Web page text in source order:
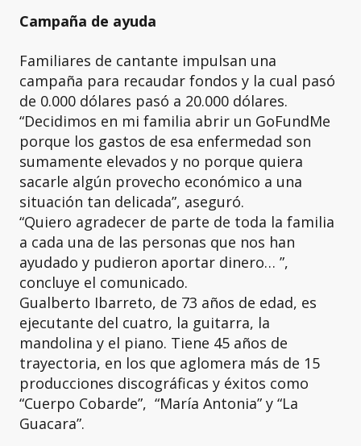
Campaña de ayuda
Familiares de cantante impulsan una
campaña para recaudar fondos y la cual pasó
de 0.000 dólares pasó a 20.000 dólares.
“Decidimos en mi familia abrir un GoFundMe
porque los gastos de esa enfermedad son
sumamente elevados y no porque quiera
sacarle algún provecho económico a una
situación tan delicada”, aseguró.
“Quiero agradecer de parte de toda la familia
a cada una de las personas que nos han
ayudado y pudieron aportar dinero… ”,
concluye el comunicado.
Gualberto Ibarreto, de 73 años de edad, es
ejecutante del cuatro, la guitarra, la
mandolina y el piano. Tiene 45 años de
trayectoria, en los que aglomera más de 15
producciones discográficas y éxitos como
“Cuerpo Cobarde”, “María Antonia” y “La
Guacara”.